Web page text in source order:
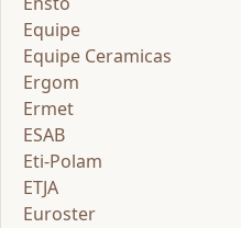
Equipe
Equipe Ceramicas
Ergom
Ermet
ESAB
Eti-Polam
ETJA
Euroster